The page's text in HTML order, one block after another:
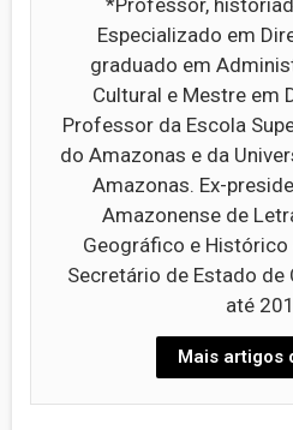
Especializado em
graduado em
Cultural e Mestre em
Professor da Escola
do Amazonas e da
Amazonas. Ex-
Amazonense de
Geográfico e Histórico
Secretário de Estado de
até
Mais artigos